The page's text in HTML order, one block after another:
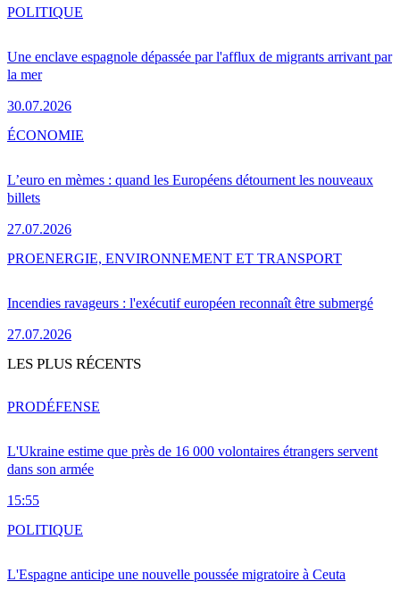
Une enclave espagnole dépassée par l'afflux de migrants arrivant par
la mer
30.07.2026
POLITIQUE
L’euro en mèmes : quand les Européens détournent les nouveaux
billets
27.07.2026
ÉCONOMIE
Incendies ravageurs : l'exécutif européen reconnaît être submergé
27.07.2026
PROENERGIE, ENVIRONNEMENT ET TRANSPORT
LES PLUS RÉCENTS
L'Ukraine estime que près de 16 000 volontaires étrangers servent
dans son armée
15:55
PRODÉFENSE
L'Espagne anticipe une nouvelle poussée migratoire à Ceuta
POLITIQUE